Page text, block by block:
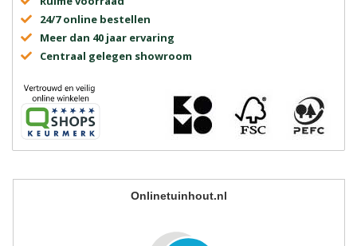
24/7 online bestellen
Meer dan 40 jaar ervaring
Centraal gelegen showroom
Onlinetuinhout.nl